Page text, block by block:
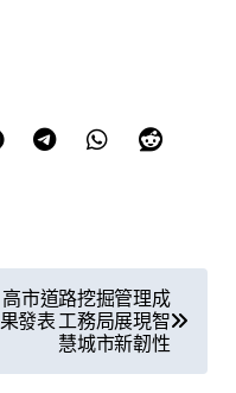
高市道路挖掘管理成
果發表 工務局展現智
慧城市新韌性